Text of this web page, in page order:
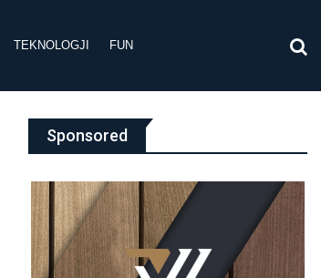
TEKNOLOGJI FUN
Sponsored